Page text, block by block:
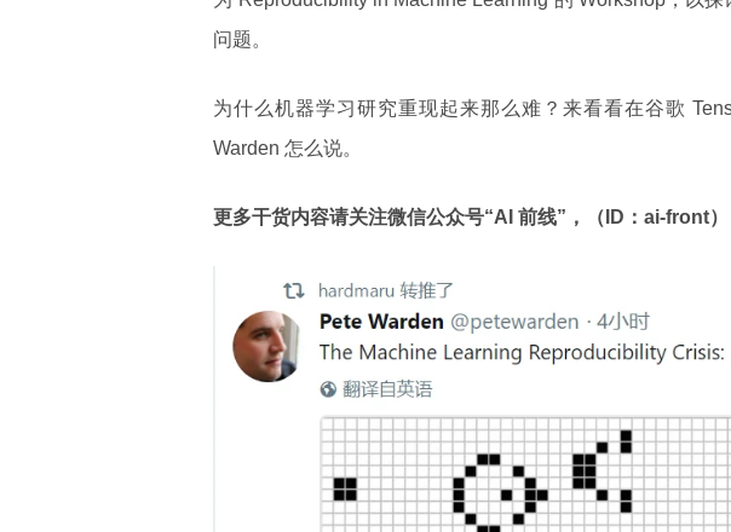
问题。
为什么机器学习研究重现起来那么难？来看看在谷歌
Warden 怎么说。
更多干货内容请关注微信公众号“AI 前线”，（ID：ai-front）